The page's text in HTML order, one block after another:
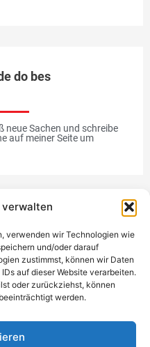
verwenden wir Technologien wie
und/oder darauf
zustimmst, können wir Daten
auf dieser Website verarbeiten.
oder zurückziehst, können
werden.
do bes
neue Sachen und schreibe
auf meiner Seite um